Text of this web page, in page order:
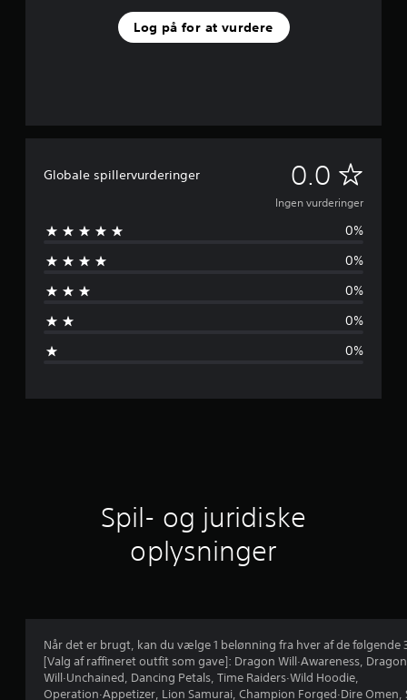
Log på for at vurdere
Globale spillervurderinger 0.0
n
g
r
g
e
r
Ingen vurderinger
0%
0%
0%
0%
0%
Spil- og juridiske
oplysninger
Når det er brugt, kan du vælge 1 belønning fra hver af de følgende
[Valg af raffineret outfit som gave]: Dragon Will·Awareness, Dragon
Will·Unchained, Dancing Petals, Time Raiders·Wild Hoodie,
Operation·Appetizer, Lion Samurai, Champion Forged·Dire Omen,